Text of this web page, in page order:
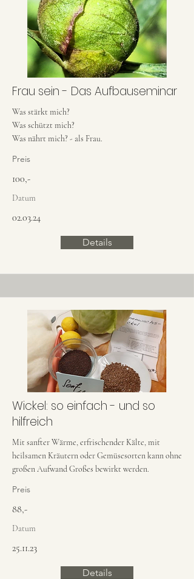
Frau sein - Das Aufbauseminar
Was stärkt mich?
Was schützt mich?
Was nährt mich? - als Frau.
Preis
100,-
Datum
02.03.24
Details
Wickel: so einfach - und so
hilfreich
Mit sanfter Wärme, erfrischender Kälte, mit
heilsamen Kräutern oder Gemüsesorten kann ohne
großen Aufwand Großes bewirkt werden.
Preis
88,-
Datum
25.11.23
Details